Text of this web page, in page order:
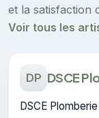
et la satisfaction
Voir tous les
DP DSCE
DSCE